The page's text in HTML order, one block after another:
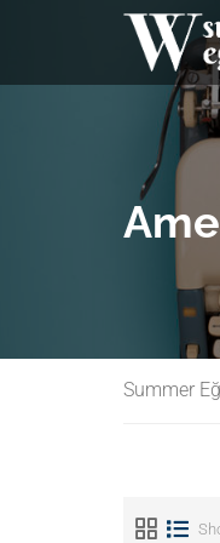
Summer